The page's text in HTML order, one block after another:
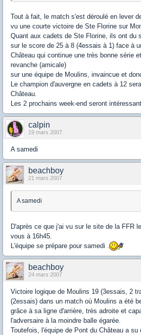
Tout à fait, le match s'est déroulé en lever
vu une courte victoire de Ste Florine sur
Quant aux cadets de Ste Florine, ils ont du
sur le score de 25 à 8 (4essais à 1) face à
Château qui continue une très bonne série
revanche (amicale)
sur une équipe de Moulins, invaincue et
Le champion d'auvergne en cadets à 12
Château.
Les 2 prochains week-end seront
calpin
19 mars 2007
A samedi
beachboy
21 mars 2007
A samedi
D'après ce que j'ai vu sur le site de la FFR
vous à 16h45.
L'équipe se prépare pour samedi .
beachboy
24 mars 2007
Victoire logique de Moulins 19 (3essais, 2
(2essais) dans un match où Moulins a été
grâce à sa ligne d'arrière, très adroite et
l'adversaire à la moindre balle égarée.
Toutefois, l'équipe de Pont du Château a su